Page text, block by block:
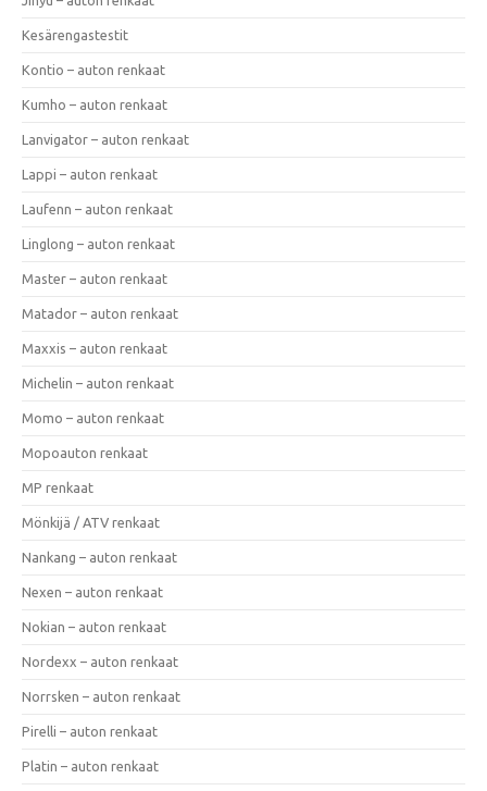
Kesärengastestit
Kontio – auton renkaat
Kumho – auton renkaat
Lanvigator – auton renkaat
Lappi – auton renkaat
Laufenn – auton renkaat
Linglong – auton renkaat
Master – auton renkaat
Matador – auton renkaat
Maxxis – auton renkaat
Michelin – auton renkaat
Momo – auton renkaat
Mopoauton renkaat
MP renkaat
Mönkijä / ATV renkaat
Nankang – auton renkaat
Nexen – auton renkaat
Nokian – auton renkaat
Nordexx – auton renkaat
Norrsken – auton renkaat
Pirelli – auton renkaat
Platin – auton renkaat